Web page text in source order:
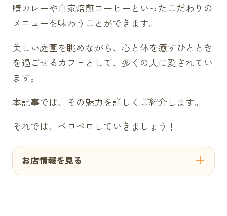
膳カレーや自家焙煎コーヒーといったこだわりの
メニューを味わうことができます。
美しい庭園を眺めながら、心と体を癒すひととき
を過ごせるカフェとして、多くの人に愛されてい
ます。
本記事では、その魅力を詳しくご紹介します。
それでは、ペロペロしていきましょう！
お店情報を見る